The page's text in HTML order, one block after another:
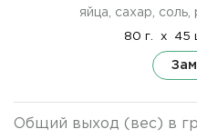
яйца, сахар, соль,
80 г. x 45
Общий выход (вес) в